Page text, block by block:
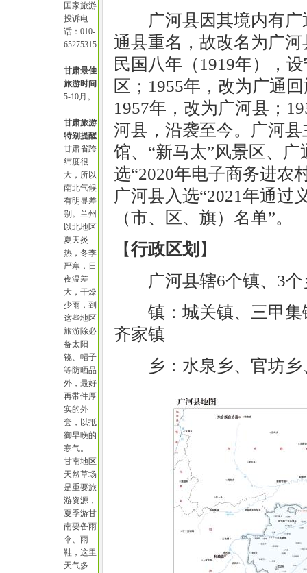
国家旅游
投诉电
话：010-
65275315
甘肃最佳
旅游时间
5-10月。
甘肃旅游
特别提醒
甘肃省跨
纬度很
大，所以
南北气候
有明显差
别。兰州
以北地区
夏天炎
热，冬季
严寒，日
夜温差
大，干燥
少雨，到
这些地区
旅游除必
备太阳
镜、帽子
等防晒品
外，最好
再带件厚
实的外
套，以抵
御早晚的
寒气。
甘南地区
天然草场
是重要旅
游资源，
夏季游甘
南要备雨
伞、雨
鞋，这里
天气多
广河县因其境内有
通县重名，故改名为广
民国八年（1919年），
区；1955年，改为广通
1957年，改为广河县；
河县，沿袭至今。广河
馆、“新马太”风景区、
选“2020年电子商务进农
广河县入选“2021年通过
（市、区、旗）名单”。
【行政区划 】
广河县辖6个镇、3
镇：城关镇、三甲
齐家镇
乡：水泉乡、官坊